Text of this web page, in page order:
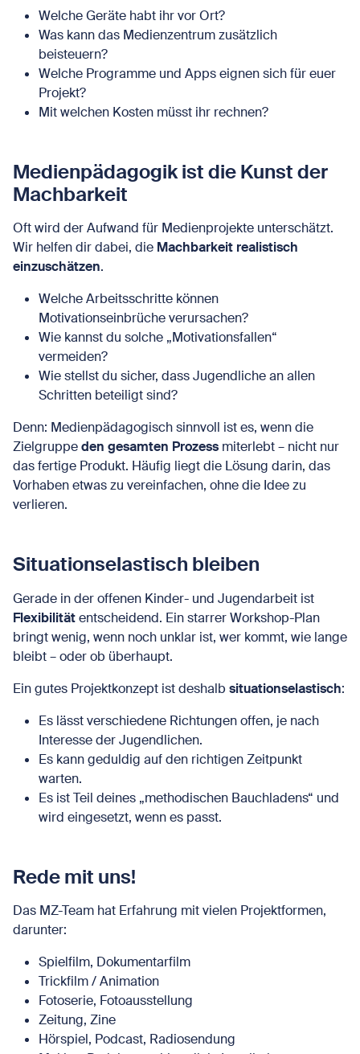
Welche Geräte habt ihr vor Ort?
Was kann das Medienzentrum zusätzlich
beisteuern?
Welche Programme und Apps eignen sich für euer
Projekt?
Mit welchen Kosten müsst ihr rechnen?
Medienpädagogik ist die Kunst der
Machbarkeit
Oft wird der Aufwand für Medienprojekte unterschätzt.
Wir helfen dir dabei, die Machbarkeit realistisch
einzuschätzen.
Welche Arbeitsschritte können
Motivationseinbrüche verursachen?
Wie kannst du solche „Motivationsfallen“
vermeiden?
Wie stellst du sicher, dass Jugendliche an allen
Schritten beteiligt sind?
Denn: Medienpädagogisch sinnvoll ist es, wenn die
Zielgruppeden gesamten Prozess miterlebt – nicht nur
das fertige Produkt. Häufig liegt die Lösung darin, das
Vorhaben etwas zu vereinfachen, ohne die Idee zu
verlieren.
Situationselastisch bleiben
Gerade in der offenen Kinder- und Jugendarbeit ist
Flexibilitätentscheidend. Ein starrer Workshop-Plan
bringt wenig, wenn noch unklar ist, wer kommt, wie lange
bleibt – oder ob überhaupt.
Ein gutes Projektkonzept ist deshalb situationselastisch:
Es lässt verschiedene Richtungen offen, je nach
Interesse der Jugendlichen.
Es kann geduldig auf den richtigen Zeitpunkt
warten.
Es ist Teil deines „methodischen Bauchladens“ und
wird eingesetzt, wenn es passt.
Rede mit uns!
Das MZ-Team hat Erfahrung mit vielen Projektformen,
darunter:
Spielfilm, Dokumentarfilm
Trickfilm / Animation
Fotoserie, Fotoausstellung
Zeitung, Zine
Hörspiel, Podcast, Radiosendung